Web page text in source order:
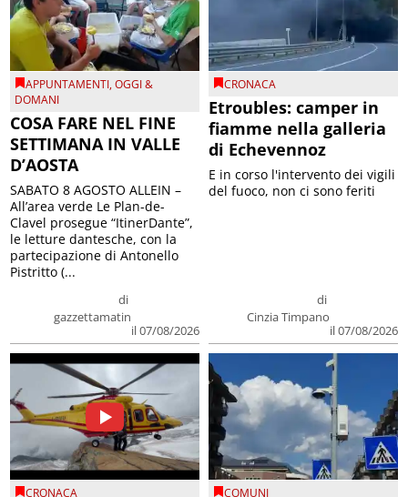
APPUNTAMENTI,OGGI &
DOMANI
COSA FARE NEL FINE
SETTIMANA IN VALLE
D’AOSTA
di
gazzettamatin
il 07/08/2026
SABATO 8 AGOSTO ALLEIN –
All’area verde Le Plan-de-
Clavel prosegue “ItinerDante”,
le letture dantesche, con la
partecipazione di Antonello
Pistritto (...
CRONACA
Etroubles: camper in
fiamme nella galleria
di Echevennoz
di
Cinzia Timpano
il 07/08/2026
E in corso l'intervento dei vigili
del fuoco, non ci sono feriti
CRONACA COMUNI